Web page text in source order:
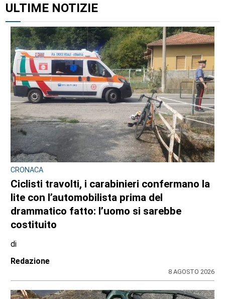
ULTIME NOTIZIE
CRONACA
Ciclisti travolti, i carabinieri confermano la
lite con l’automobilista prima del
drammatico fatto: l’uomo si sarebbe
costituito
di
Redazione
8 AGOSTO 2026